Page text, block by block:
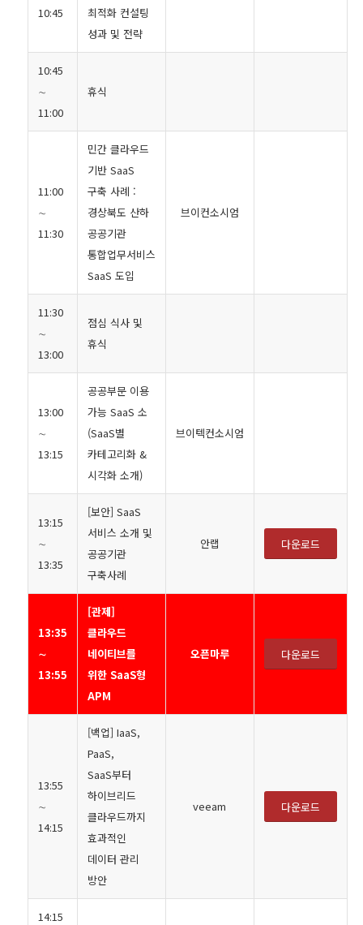
10:45
최적화 컨설팅
성과 및 전략
10:45
∼
11:00
휴식
11:00
∼
11:30
민간 클라우드
기반 SaaS
구축 사례 :
경상북도 산하
공공기관
통합업무서비스
SaaS 도입
브이컨소시엄
11:30
∼
13:00
점심 식사 및
휴식
13:00
∼
13:15
공공부문 이용
가능 SaaS 소
(SaaS별
카테고리화 &
시각화 소개)
브이텍컨소시엄
13:15
∼
13:35
[보안] SaaS
서비스 소개 및
공공기관
구축사례
안랩 다운로드
13:35
∼
13:55
[관제]
클라우드
네이티브를
위한 SaaS형
APM
오픈마루 다운로드
13:55
∼
14:15
[백업] IaaS,
PaaS,
SaaS부터
하이브리드
클라우드까지
효과적인
데이터 관리
방안
veeam 다운로드
14:15